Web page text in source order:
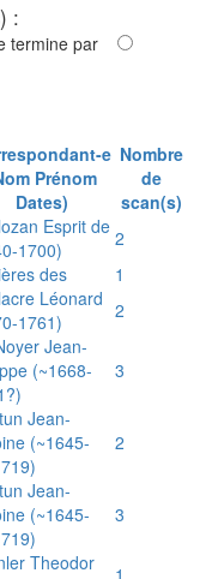
:
termine par
e
Prénom
Dates)
Nombre
de
scan(s)
Esprit de
1700)
2
des
1
Léonard
1761)
2
Jean-
(~1668-
3
Jean-
(~1645-
2
Jean-
(~1645-
3
Theodor
1